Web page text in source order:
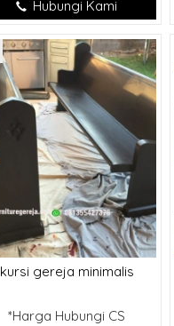
Hubungi Kami
kursi gereja minimalis
*Harga Hubungi CS